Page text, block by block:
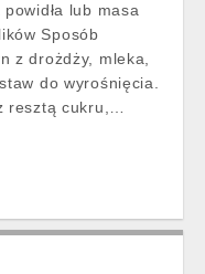
lub masa
Sposób
z drożdży, mleka,
do wyrośnięcia.
resztą cukru,…